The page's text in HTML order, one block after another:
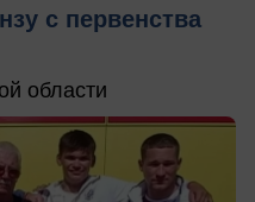
с первенства
области